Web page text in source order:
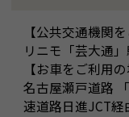
【公共交通機関
リニモ「芸大通
【お車をご利用の
名古屋瀬戸道路
速道路日進JCT経